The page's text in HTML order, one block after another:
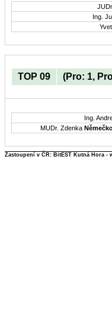
Ing.
TOP 09 (Pro: 1,
Ing.
MUDr. Zdenka
Zastoupení v ČR: BitEST Kutná Hora -